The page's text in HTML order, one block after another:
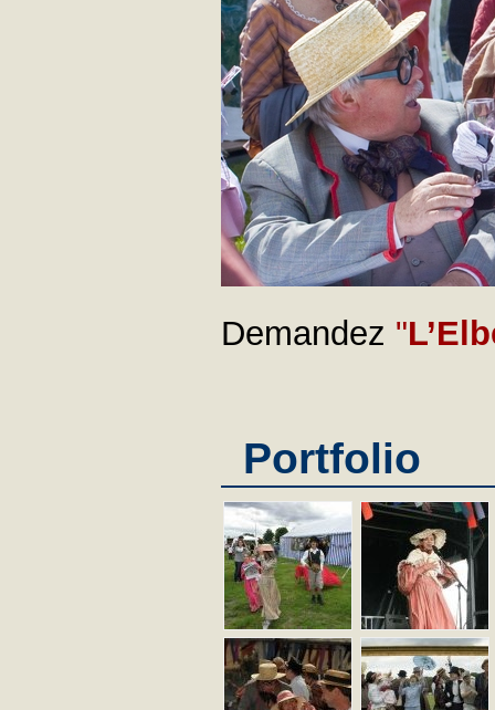
Demandez "
Portfolio